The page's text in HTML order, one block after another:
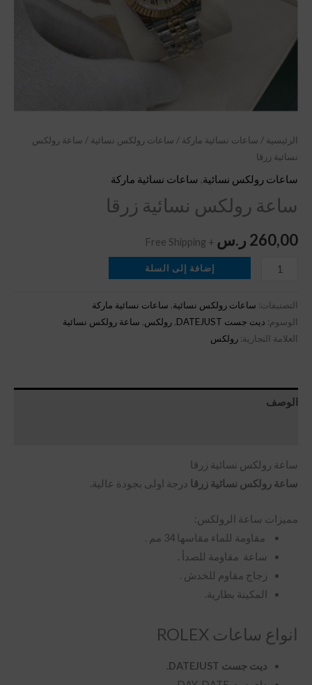
الرئيسية / ساعات نسائية ماركة / ساعات رولكس نسائية / ساعة رولكس
نسائية زرقا
ساعات رولكس نسائية ساعات نسائية ماركة
ساعة رولكس نسائية زرقا
260,00 ر.س + Free Shipping
إضافة إلى السلة
التصنيفات: ساعات رولكس نسائية, ساعات نسائية ماركة
الوسوم: ديت جست DATEJUST , رولكس, ساعة رولكس نسائية
العلامة التجارية: رولكس
الوصف
ساعة رولكس نسائية زرقا
ساعة رولكس نسائية زرقا درجة اولى بجودة عالية.
مميزات ساعة الرولكس:
مقاومة للماء مقاسها 34 مم .
ساعة مقاومة للصدأ .
زجاج مقاوم للخدش .
المكينة بطارية.
انواع ساعات ROLEX
ديت جست DATEJUST.